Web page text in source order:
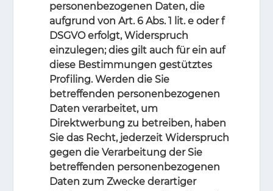
personenbezogenen Daten, die
aufgrund von Art. 6 Abs. 1 lit. e oder f
DSGVO erfolgt, Widerspruch
einzulegen; dies gilt auch für ein auf
diese Bestimmungen gestütztes
Profiling. Werden die Sie
betreffenden personenbezogenen
Daten verarbeitet, um
Direktwerbung zu betreiben, haben
Sie das Recht, jederzeit Widerspruch
gegen die Verarbeitung der Sie
betreffenden personenbezogenen
Daten zum Zwecke derartiger